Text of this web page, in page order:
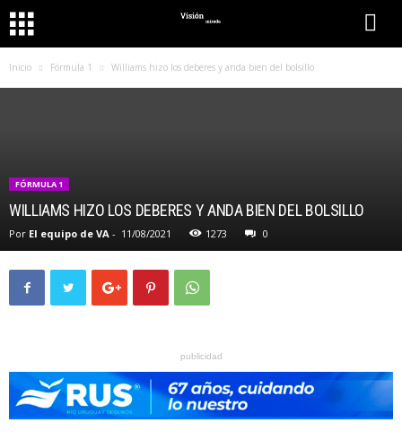
Inicio Fórmula 1 Williams hizo los deberes y anda bien del bolsillo
FÓRMULA 1
WILLIAMS HIZO LOS DEBERES Y ANDA BIEN DEL BOLSILLO
Por El equipo de VA - 11/08/2021 1273 0
publicidad